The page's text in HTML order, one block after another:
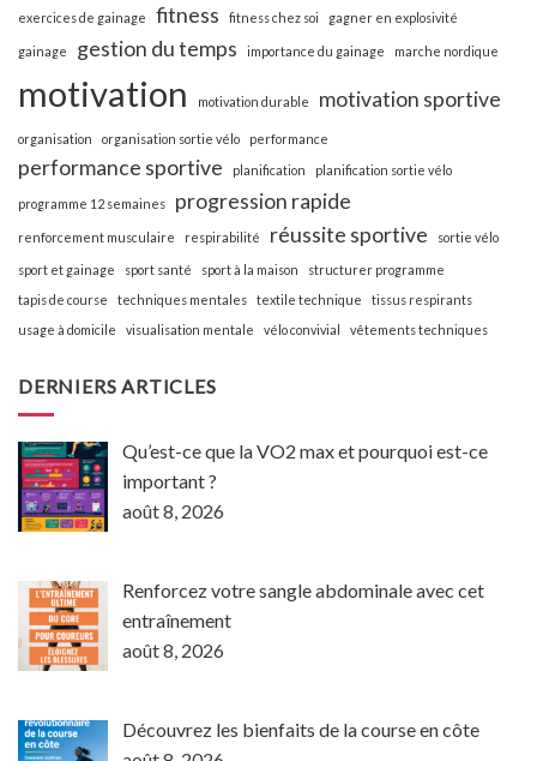
exercices de gainage fitness fitness chez soi gagner en explosivité
gainage gestion du temps importance du gainage marche nordique
motivation motivation durable motivation sportive
organisation organisation sortie vélo performance
performance sportive planification planification sortie vélo
programme 12 semaines progression rapide
renforcement musculaire respirabilité réussite sportive sortie vélo
sport et gainage sport santé sport à la maison
structurer programme
tapis de course
techniques mentales textile technique
tissus respirants
usage à domicile
visualisation mentale vélo convivial vêtements techniques
DERNIERS ARTICLES
Qu’est-ce que la VO2 max et pourquoi est-ce
important ?
août 8, 2026
Renforcez votre sangle abdominale avec cet
entraînement
août 8, 2026
Découvrez les bienfaits de la course en côte